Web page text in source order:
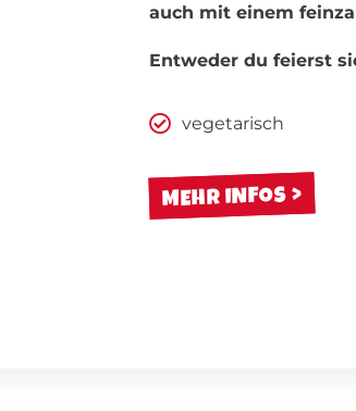
auch mit einem
Entweder du feierst
vegetarisch
MEHR INFOS